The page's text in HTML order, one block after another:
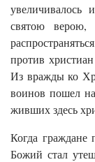
святою верою,
против
Из вражды ко
воинов пошел
живших здесь
Когда граждане
Божий стал